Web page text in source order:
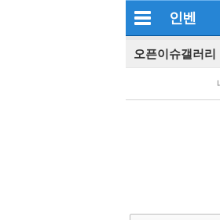
인벤
오픈이슈갤러리